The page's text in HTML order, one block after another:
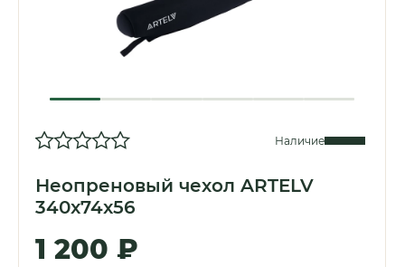
Крышки на прицел
Наличие
Неопреновый чехол ARTELV
340x74x56
1 200 ₽